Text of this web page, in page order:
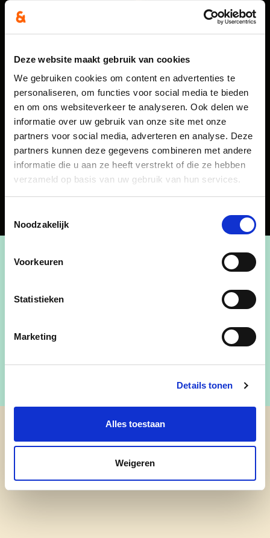
Deze website maakt gebruik van cookies
We gebruiken cookies om content en advertenties te
personaliseren, om functies voor social media te bieden
en om ons websiteverkeer te analyseren. Ook delen we
informatie over uw gebruik van onze site met onze
partners voor social media, adverteren en analyse. Deze
partners kunnen deze gegevens combineren met andere
informatie die u aan ze heeft verstrekt of die ze hebben
verzameld op basis van uw gebruik van hun services.
Noodzakelijk
Voorkeuren
Statistieken
Marketing
Details tonen
Alles toestaan
Weigeren
Kandidaat - Plaats 27 -
2024
cd&v Halle